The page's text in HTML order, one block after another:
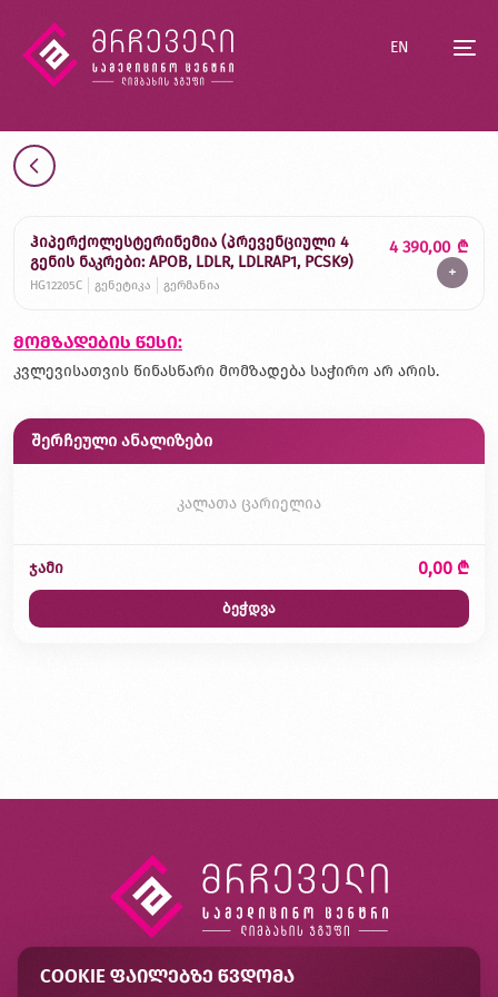
EN
ჰიპერქოლესტერინემია (პრევენციული 4
გენის ნაკრები: APOB, LDLR, LDLRAP1, PCSK9)
HG12205C გენეტიკა გერმანია
4 390,00 ₾
+
მომზადების წესი:
კვლევისათვის წინასწარი მომზადება საჭირო არ არის.
შერჩეული ანალიზები
კალათა ცარიელია
ჯამი 0,00 ₾
ბეჭდვა
COOKIE ᲤᲐᲘᲚᲔᲑᲖᲔ ᲬᲕᲓᲝᲛᲐ